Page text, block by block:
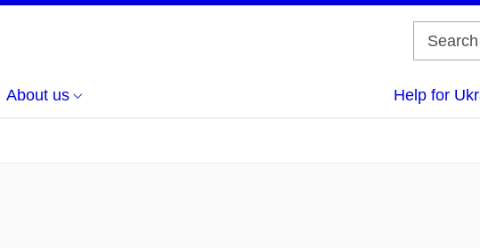
About us Help for